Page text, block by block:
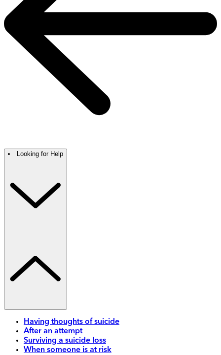
Looking for Help
Having thoughts of suicide
After an attempt
Surviving a suicide loss
When someone is at risk